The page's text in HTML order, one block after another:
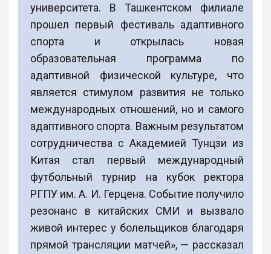
университета. В Ташкентском филиале
прошел первый фестиваль адаптивного
спорта и открылась новая
образовательная программа по
адаптивной физической культуре, что
является стимулом развития не только
международных отношений, но и самого
адаптивного спорта. Важным результатом
сотрудничества с Академией Тунцзи из
Китая стал первый международный
футбольный турнир на кубок ректора
РГПУ им. А. И. Герцена. Событие получило
резонанс в китайских СМИ и вызвало
живой интерес у болельщиков благодаря
прямой трансляции матчей», — рассказал